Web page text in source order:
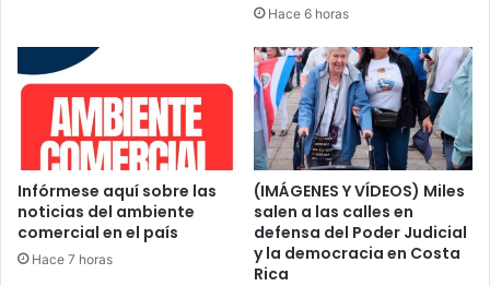
Hace 6 horas
Infórmese aquí sobre las
noticias del ambiente
comercial en el país
Hace 7 horas
(IMÁGENES Y VÍDEOS) Miles
salen a las calles en
defensa del Poder Judicial
y la democracia en Costa
Rica